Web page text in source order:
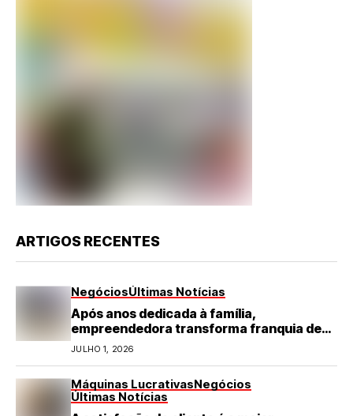
ARTIGOS RECENTES
NegóciosÚltimas Notícias
Após anos dedicada à família,
empreendedora transforma franquia de
turismo em negócio de destaque no RN
JULHO 1, 2026
Máquinas LucrativasNegócios
Últimas Notícias